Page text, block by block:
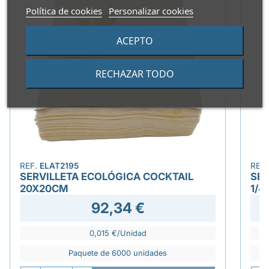
Política de cookies Personalizar cookies
RECHAZAR TODO
ACEPTO
REF. ELAT2195
SERVILLETA ECOLÓGICA COCKTAIL
20X20CM
92,34 €
0,015 €/Unidad
Paquete de 6000 unidades
1/4